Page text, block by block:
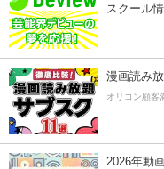
スクール
漫画読み
オリコン顧客
2026年動